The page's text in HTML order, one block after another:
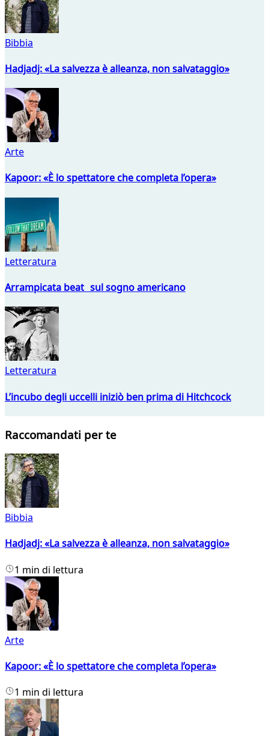
Bibbia
Hadjadj: «La salvezza è alleanza, non salvataggio»
Arte
Kapoor: «È lo spettatore che completa l’opera»
Letteratura
Arrampicata beat sul sogno americano
Letteratura
L’incubo degli uccelli iniziò ben prima di Hitchcock
Raccomandati per te
Bibbia
Hadjadj: «La salvezza è alleanza, non salvataggio»
1 min di lettura
Arte
Kapoor: «È lo spettatore che completa l’opera»
1 min di lettura